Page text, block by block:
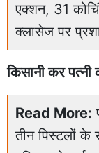
एक्शन, 31
क्लासेज पर
किसानी कर पत्नी
Read More:
तीन पिस्टलों